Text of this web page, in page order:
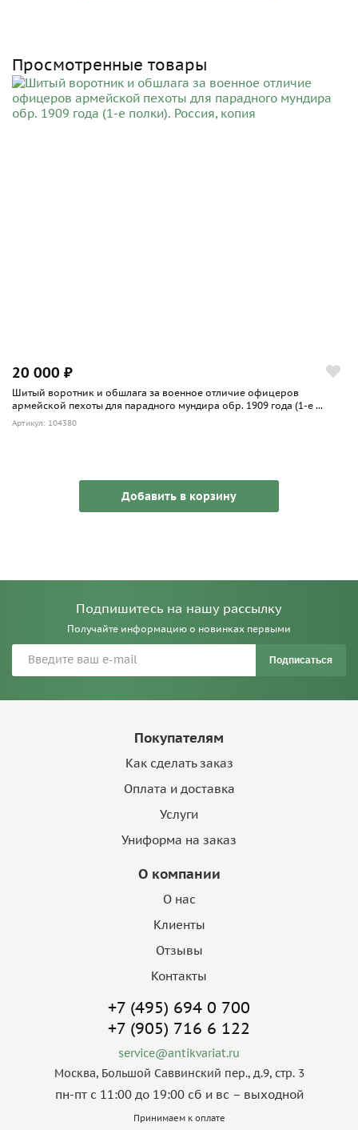
Просмотренные товары
20 000 ₽
Шитый воротник и обшлага за военное отличие офицеров
армейской пехоты для парадного мундира обр. 1909 года (1-е ...
Артикул: 104380
Добавить в корзину
Подпишитесь на нашу рассылку
Получайте информацию о новинках первыми
Подписаться
Покупателям
Как сделать заказ
Оплата и доставка
Услуги
Униформа на заказ
О компании
О нас
Клиенты
Отзывы
Контакты
+7 (495) 694 0 700
+7 (905) 716 6 122
service@antikvariat.ru
Москва, Большой Саввинский пер., д.9, стр. 3
пн-пт с 11:00 до 19:00 сб и вс – выходной
Принимаем к оплате